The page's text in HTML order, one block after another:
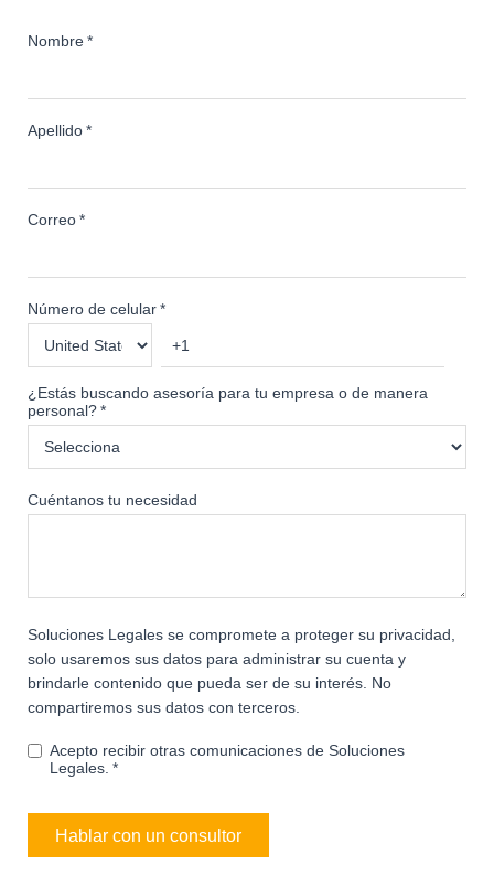
Nombre*
Apellido*
Correo*
Número de celular*
¿Estás buscando asesoría para tu empresa o de manera
personal?*
Cuéntanos tu necesidad
Soluciones Legales se compromete a proteger su privacidad,
solo usaremos sus datos para administrar su cuenta y
brindarle contenido que pueda ser de su interés. No
compartiremos sus datos con terceros.
Acepto recibir otras comunicaciones de Soluciones
Legales. *